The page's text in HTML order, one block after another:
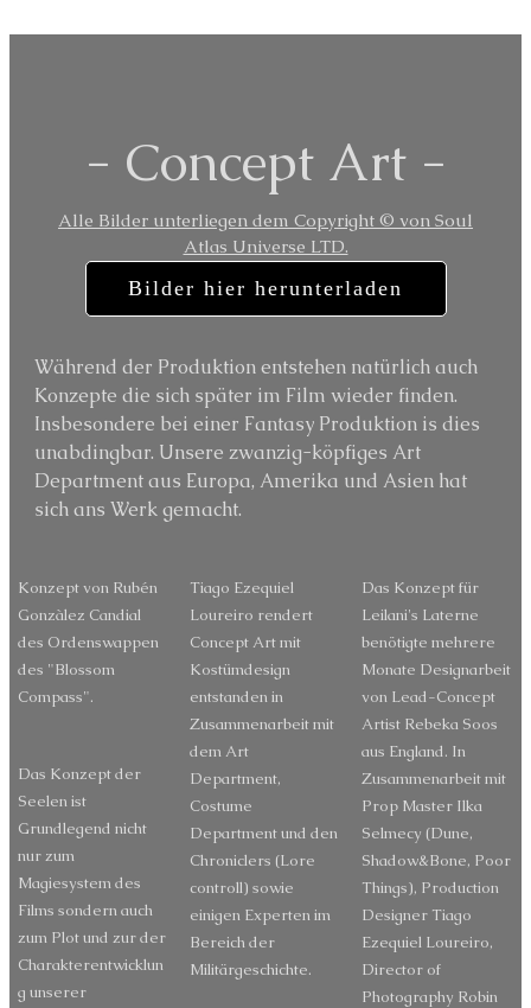
- Concept Art -
Alle Bilder unterliegen dem Copyright © von Soul
Atlas Universe LTD.
Bilder hier herunterladen
Während der Produktion entstehen natürlich auch
Konzepte die sich später im Film wieder finden.
Insbesondere bei einer Fantasy Produktion is dies
unabdingbar. Unsere zwanzig-köpfiges Art
Department aus Europa, Amerika und Asien hat
sich ans Werk gemacht.
Konzept von Rubén
Gonzàlez Candial
des Ordenswappen
des "Blossom
Compass".
Das Konzept der
Seelen ist
Grundlegend nicht
nur zum
Magiesystem des
Films sondern auch
zum Plot und zur der
Charakterentwicklun
g unserer
Tiago Ezequiel
Loureiro rendert
Concept Art mit
Kostümdesign
entstanden in
Zusammenarbeit mit
dem Art
Department,
Costume
Department und den
Chroniclers (Lore
controll) sowie
einigen Experten im
Bereich der
Militärgeschichte.
Das Konzept für
Leilani's Laterne
benötigte mehrere
Monate Designarbeit
von Lead-Concept
Artist Rebeka Soos
aus England. In
Zusammenarbeit mit
Prop Master Ilka
Selmecy (Dune,
Shadow&Bone, Poor
Things), Production
Designer Tiago
Ezequiel Loureiro,
Director of
Photography Robin